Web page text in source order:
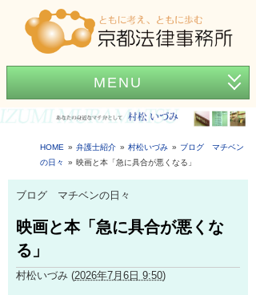
MENU
ホーム
事務所紹介
弁護士紹介
弁護士費用
News
HOME 弁護士紹介 村松いづみ
ブログ マチベン
の日々
映画と本「急に具合が悪くなる」
ブログ マチベンの日々
映画と本「急に具合が悪くな
る」
村松いづみ (2026年7月6日 9:50)